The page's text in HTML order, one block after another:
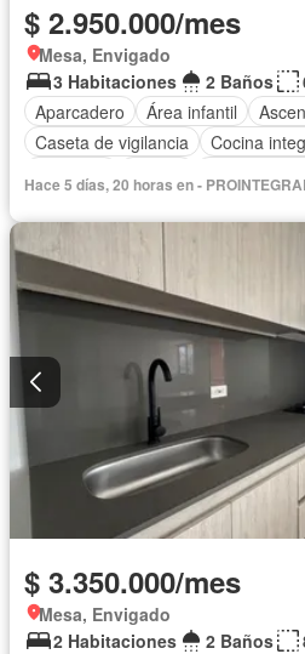
$ 2.950.000/mes
Mesa, Envigado
3 Habitaciones
2 Baños
Aparcadero
Área infantil
Caseta de vigilancia
Cocina
Seguridad
Hace 5 días, 20 horas en -
$ 3.350.000/mes
Mesa, Envigado
2 Habitaciones
2 Baños